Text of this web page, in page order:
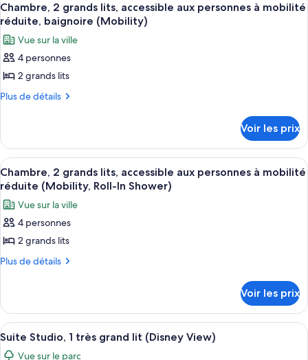
très
grand
lit,
accessible
aux
à
(Mobility
&
Hearing)
de
chambre
Chambre,
très
lit,
accessible
aux
mobilité
réduite
(Mobility
&
Hearing)
toutes
les
photos
pour
ce
type
Chambre,
2
grands
lits,
accessible
aux
personnes
mobilité
(Mobility)
5
Chambre, 2 grands lits, accessible aux personnes à mobilité
réduite, baignoire (Mobility)
Vue sur la ville
4 personnes
2 grands lits
Plus de détails
Plus
le
type
de
chambre
2
grands
accessible
aux
personnes
réduite,
baignoire
(Mobility)
Voir les prix
Afficher
toutes
les
photos
pour
ce
type
Chambre,
2
grands
lits,
Une chambre d’hôtel avec deux
8
Chambre, 2 grands lits, accessible aux personnes à mobilité
réduite (Mobility, Roll-In Shower)
Vue sur la ville
4 personnes
2 grands lits
Plus de détails
Plus
le
type
de
chambre
Voir les prix
Afficher
toutes
Une chambre d’hôtel avec une
11
Suite Studio, 1 très grand lit (Disney View)
Vue sur le parc